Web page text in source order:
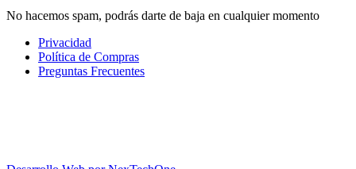
No hacemos spam, podrás darte de baja en cualquier momento
Privacidad
Política de Compras
Preguntas Frecuentes